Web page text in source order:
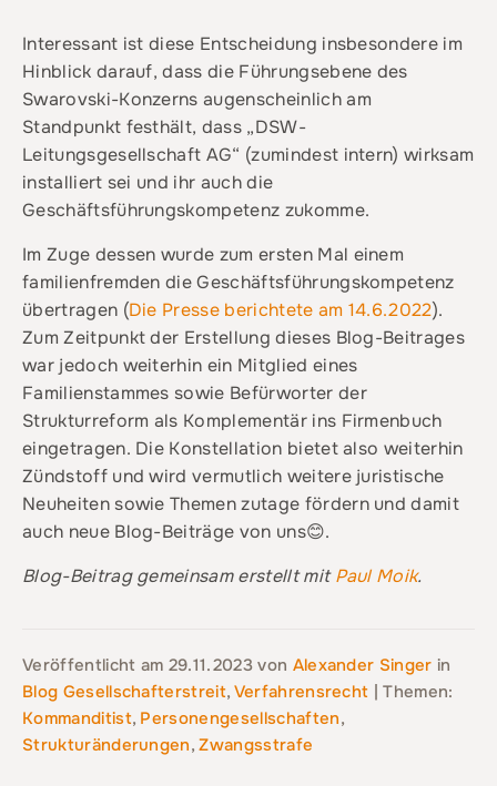
Interessant ist diese Entscheidung insbesondere im
Hinblick darauf, dass die Führungsebene des
Swarovski-Konzerns augenscheinlich am
Standpunkt festhält, dass „DSW-
Leitungsgesellschaft AG“ (zumindest intern) wirksam
installiert sei und ihr auch die
Geschäftsführungskompetenz zukomme.
Im Zuge dessen wurde zum ersten Mal einem
familienfremden die Geschäftsführungskompetenz
übertragen (Die Presse berichtete am 14.6.2022).
Zum Zeitpunkt der Erstellung dieses Blog-Beitrages
war jedoch weiterhin ein Mitglied eines
Familienstammes sowie Befürworter der
Strukturreform als Komplementär ins Firmenbuch
eingetragen. Die Konstellation bietet also weiterhin
Zündstoff und wird vermutlich weitere juristische
Neuheiten sowie Themen zutage fördern und damit
auch neue Blog-Beiträge von uns😊.
Blog-Beitrag gemeinsam erstellt mitPaul Moik.
Veröffentlicht am 29.11.2023von Alexander Singer in
Blog Gesellschafterstreit, Verfahrensrecht | Themen:
Kommanditist, Personengesellschaften,
Strukturänderungen,Zwangsstrafe